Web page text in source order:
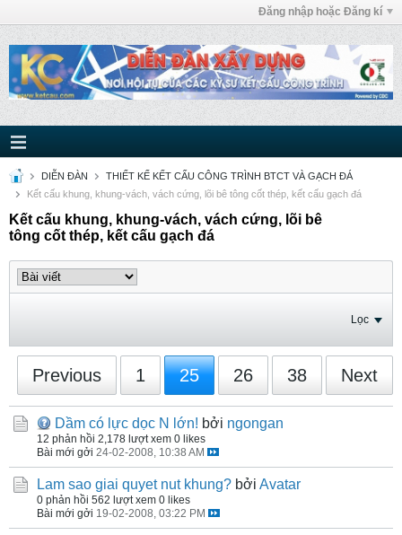
Đăng nhập hoặc Đăng kí
DIỄN ĐÀN
THIẾT KẾ KẾT CẤU CÔNG TRÌNH BTCT VÀ GẠCH ĐÁ
Kết cấu khung, khung-vách, vách cứng, lõi bê tông cốt thép, kết cấu gạch đá
Kết cấu khung, khung-vách, vách cứng, lõi bê
tông cốt thép, kết cấu gạch đá
Lọc
Previous 1 25 26 38 Next
Dầm có lực dọc N lớn! bởi ngongan
12 phản hồi 2,178 lượt xem 0 likes
Bài mới gởi 24-02-2008, 10:38 AM
Lam sao giai quyet nut khung? bởi Avatar
0 phản hồi 562 lượt xem 0 likes
Bài mới gởi 19-02-2008, 03:22 PM